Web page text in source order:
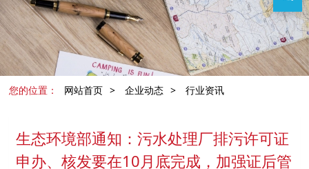
您的位置： 网站首页 > 企业动态 > 行业资讯
生态环境部通知：污水处理厂排污许可证
申办、核发要在10月底完成，加强证后管